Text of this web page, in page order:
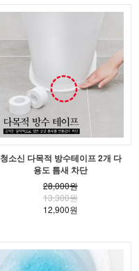
청소신 다목적 방수테이프 2개 다
용도 틈새 차단
28,000원
13,300원
12,900원